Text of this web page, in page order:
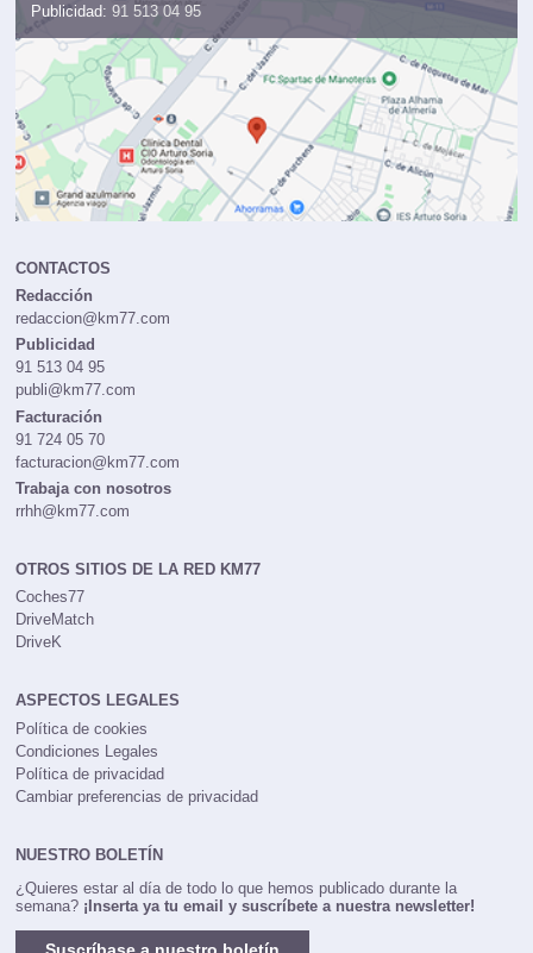
Publicidad: 91 513 04 95
CONTACTOS
Redacción
redaccion@km77.com
Publicidad
91 513 04 95
publi@km77.com
Facturación
91 724 05 70
facturacion@km77.com
Trabaja con nosotros
rrhh@km77.com
OTROS SITIOS DE LA RED KM77
Coches77
DriveMatch
DriveK
ASPECTOS LEGALES
Política de cookies
Condiciones Legales
Política de privacidad
Cambiar preferencias de privacidad
NUESTRO BOLETÍN
¿Quieres estar al día de todo lo que hemos publicado durante la
semana? ¡Inserta ya tu email y suscríbete a nuestra newsletter!
Suscríbase a nuestro boletín